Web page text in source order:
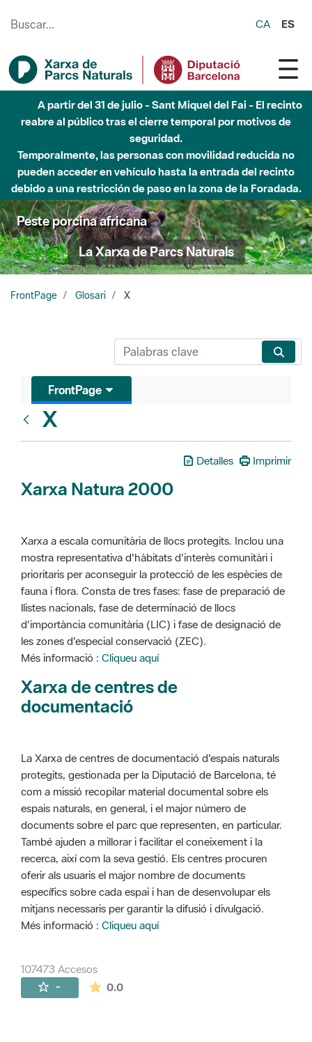
CA ES
A partir del 31 de julio - Sant Miquel del Fai - El recinto
reabre al público tras el cierre temporal por motivos de
seguridad.
Temporalmente, las personas con movilidad reducida no
pueden acceder en vehículo hasta la entrada del recinto
debido a una restricción de paso en la zona de la Foradada.
Peste porcina africana
La Xarxa de Parcs Naturals
FrontPage Glosari X
FrontPage
X
Detalles Imprimir
Xarxa Natura 2000
Xarxa a escala comunitària de llocs protegits. Inclou una
mostra representativa d'hàbitats d'interès comunitàri i
prioritaris per aconseguir la protecció de les espècies de
fauna i flora. Consta de tres fases: fase de preparació de
llistes nacionals, fase de determinació de llocs
d'importància comunitària (LIC) i fase de designació de
les zones d'especial conservació (ZEC).
Més informació : Cliqueu aquí
Xarxa de centres de
documentació
La Xarxa de centres de documentació d'espais naturals
protegits, gestionada per la Diputació de Barcelona, té
com a missió recopilar material documental sobre els
espais naturals, en general, i el major número de
documents sobre el parc que representen, en particular.
També ajuden a millorar i facilitar el coneixement i la
recerca, així com la seva gestió. Els centres procuren
oferir als usuaris el major nombre de documents
específics sobre cada espai i han de desenvolupar els
mitjans necessaris per garantir la difusió i divulgació.
Més informació : Cliqueu aquí
107473 Accesos
- 0.0La valoración media es de 0 estrellas de